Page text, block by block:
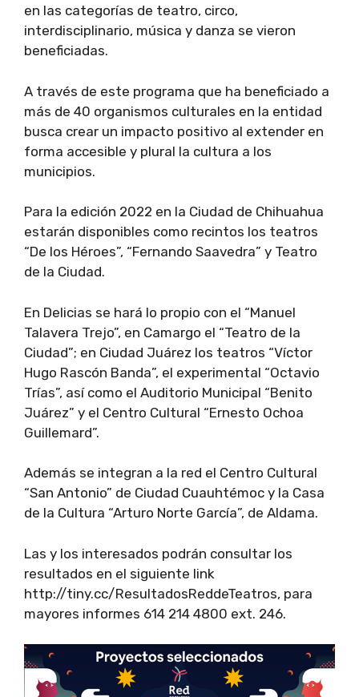
en las categorías de teatro, circo,
interdisciplinario, música y danza se vieron
beneficiadas.
A través de este programa que ha beneficiado a
más de 40 organismos culturales en la entidad
busca crear un impacto positivo al extender en
forma accesible y plural la cultura a los
municipios.
Para la edición 2022 en la Ciudad de Chihuahua
estarán disponibles como recintos los teatros
“De los Héroes”, “Fernando Saavedra” y Teatro
de la Ciudad.
En Delicias se hará lo propio con el “Manuel
Talavera Trejo”, en Camargo el “Teatro de la
Ciudad”; en Ciudad Juárez los teatros “Víctor
Hugo Rascón Banda”, el experimental “Octavio
Trías”, así como el Auditorio Municipal “Benito
Juárez” y el Centro Cultural “Ernesto Ochoa
Guillemard”.
Además se integran a la red el Centro Cultural
“San Antonio” de Ciudad Cuauhtémoc y la Casa
de la Cultura “Arturo Norte García”, de Aldama.
Las y los interesados podrán consultar los
resultados en el siguiente link
http://tiny.cc/ResultadosReddeTeatros, para
mayores informes 614 214 4800 ext. 246.